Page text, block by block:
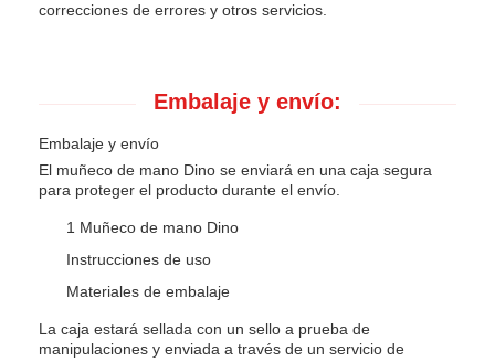
correcciones de errores y otros servicios.
Embalaje y envío:
Embalaje y envío
El muñeco de mano Dino se enviará en una caja segura
para proteger el producto durante el envío.
1 Muñeco de mano Dino
Instrucciones de uso
Materiales de embalaje
La caja estará sellada con un sello a prueba de
manipulaciones y enviada a través de un servicio de